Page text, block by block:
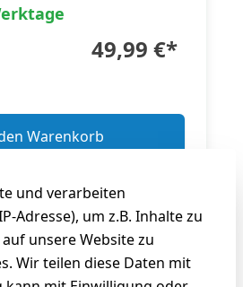
49,99 €*
Warenkorb
und verarbeiten
Adresse), um z.B. Inhalte zu
unsere Website zu
Wir teilen diese Daten mit